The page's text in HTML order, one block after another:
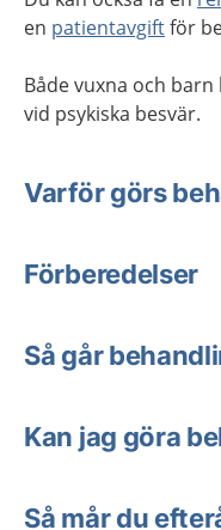
en patientavgiftför
Både vuxna och
vid psykiska besvär.
Varför görs
Förberedelser
Så går
Kan jag göra
Så mår du